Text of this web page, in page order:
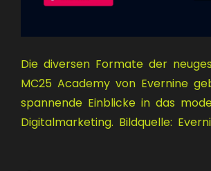
Die diversen Formate der
MC25 Academy von Evernine
spannende Einblicke in das
Digitalmarketing. Bildquelle: